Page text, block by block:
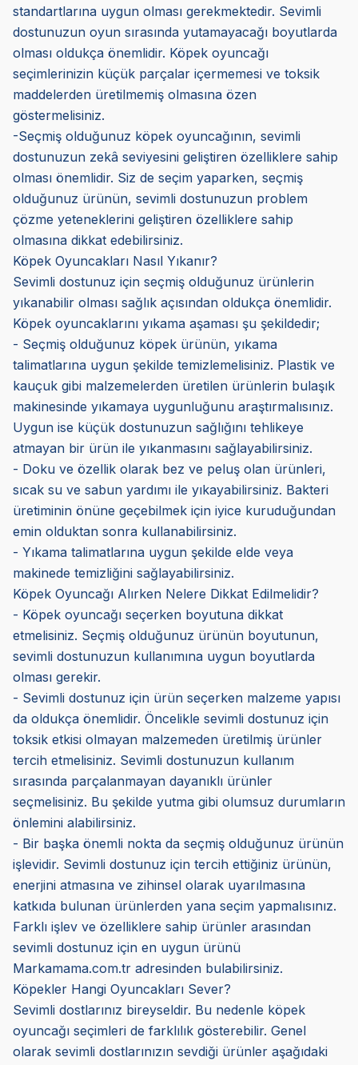
standartlarına uygun olması gerekmektedir. Sevimli
dostunuzun oyun sırasında yutamayacağı boyutlarda
olması oldukça önemlidir. Köpek oyuncağı
seçimlerinizin küçük parçalar içermemesi ve toksik
maddelerden üretilmemiş olmasına özen
göstermelisiniz.
-Seçmiş olduğunuz köpek oyuncağının, sevimli
dostunuzun zekâ seviyesini geliştiren özelliklere sahip
olması önemlidir. Siz de seçim yaparken, seçmiş
olduğunuz ürünün, sevimli dostunuzun problem
çözme yeteneklerini geliştiren özelliklere sahip
olmasına dikkat edebilirsiniz.
Köpek Oyuncakları Nasıl Yıkanır?
Sevimli dostunuz için seçmiş olduğunuz ürünlerin
yıkanabilir olması sağlık açısından oldukça önemlidir.
Köpek oyuncaklarını yıkama aşaması şu şekildedir;
- Seçmiş olduğunuz köpek ürünün, yıkama
talimatlarına uygun şekilde temizlemelisiniz. Plastik ve
kauçuk gibi malzemelerden üretilen ürünlerin bulaşık
makinesinde yıkamaya uygunluğunu araştırmalısınız.
Uygun ise küçük dostunuzun sağlığını tehlikeye
atmayan bir ürün ile yıkanmasını sağlayabilirsiniz.
- Doku ve özellik olarak bez ve peluş olan ürünleri,
sıcak su ve sabun yardımı ile yıkayabilirsiniz. Bakteri
üretiminin önüne geçebilmek için iyice kuruduğundan
emin olduktan sonra kullanabilirsiniz.
- Yıkama talimatlarına uygun şekilde elde veya
makinede temizliğini sağlayabilirsiniz.
Köpek Oyuncağı Alırken Nelere Dikkat Edilmelidir?
- Köpek oyuncağı seçerken boyutuna dikkat
etmelisiniz. Seçmiş olduğunuz ürünün boyutunun,
sevimli dostunuzun kullanımına uygun boyutlarda
olması gerekir.
- Sevimli dostunuz için ürün seçerken malzeme yapısı
da oldukça önemlidir. Öncelikle sevimli dostunuz için
toksik etkisi olmayan malzemeden üretilmiş ürünler
tercih etmelisiniz. Sevimli dostunuzun kullanım
sırasında parçalanmayan dayanıklı ürünler
seçmelisiniz. Bu şekilde yutma gibi olumsuz durumların
önlemini alabilirsiniz.
- Bir başka önemli nokta da seçmiş olduğunuz ürünün
işlevidir. Sevimli dostunuz için tercih ettiğiniz ürünün,
enerjini atmasına ve zihinsel olarak uyarılmasına
katkıda bulunan ürünlerden yana seçim yapmalısınız.
Farklı işlev ve özelliklere sahip ürünler arasından
sevimli dostunuz için en uygun ürünü
Markamama.com.tr adresinden bulabilirsiniz.
Köpekler Hangi Oyuncakları Sever?
Sevimli dostlarınız bireyseldir. Bu nedenle köpek
oyuncağı seçimleri de farklılık gösterebilir. Genel
olarak sevimli dostlarınızın sevdiği ürünler aşağıdaki